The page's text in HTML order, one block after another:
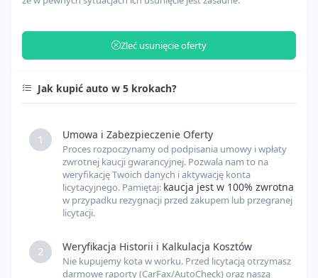
Opłaty celne USD
Kurs USD USD PLN
EUR PLN
Zleć usunięcie oferty
Jak kupić auto w 5 krokach?
1 Umowa i Zabezpieczenie Oferty
Proces rozpoczynamy od podpisania umowy i wpłaty
zwrotnej kaucji gwarancyjnej. Pozwala nam to na
weryfikację Twoich danych i aktywację konta
licytacyjnego. Pamiętaj: kaucja jest w 100% zwrotna
w przypadku rezygnacji przed zakupem lub przegranej
licytacji.
2 Weryfikacja Historii i Kalkulacja Kosztów
Nie kupujemy kota w worku. Przed licytacją otrzymasz
darmowe raporty (CarFax/AutoCheck) oraz naszą